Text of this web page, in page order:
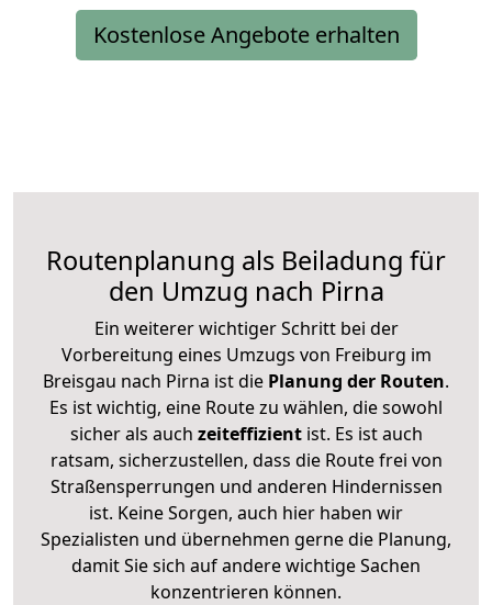
Kostenlose Angebote erhalten
Routenplanung als Beiladung für
den Umzug nach Pirna
Ein weiterer wichtiger Schritt bei der
Vorbereitung eines Umzugs von Freiburg im
Breisgau nach Pirna ist die Planung der Routen.
Es ist wichtig, eine Route zu wählen, die sowohl
sicher als auch zeiteffizientist. Es ist auch
ratsam, sicherzustellen, dass die Route frei von
Straßensperrungen und anderen Hindernissen
ist. Keine Sorgen, auch hier haben wir
Spezialisten und übernehmen gerne die Planung,
damit Sie sich auf andere wichtige Sachen
konzentrieren können.